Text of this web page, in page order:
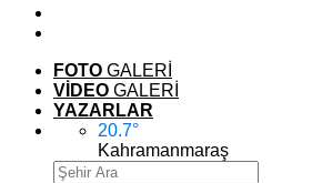
FOTO GALERİ
VİDEO GALERİ
YAZARLAR
20.7°
Kahramanmaraş